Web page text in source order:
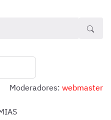
Moderadores: webmaster